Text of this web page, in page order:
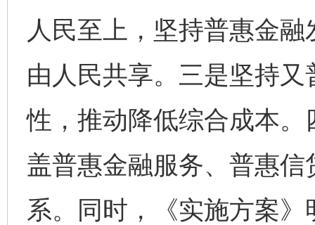
人民至上，坚持普惠金
由人民共享。三是坚持
性，推动降低综合成本
盖普惠金融服务、普惠
系。同时，《实施方案